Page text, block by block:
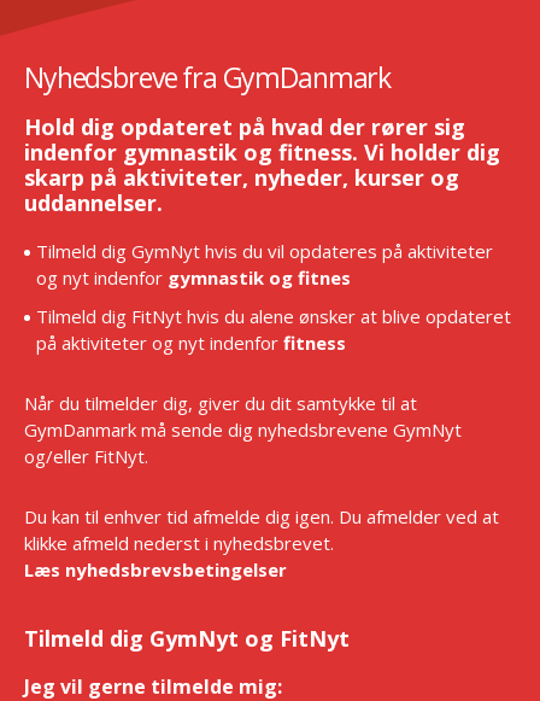
Nyhedsbreve fra GymDanmark
Hold dig opdateret på hvad der rører sig
indenfor gymnastik og fitness. Vi holder dig
skarp på aktiviteter, nyheder, kurser og
uddannelser.
Tilmeld dig GymNyt hvis du vil opdateres på aktiviteter
og nyt indenfor gymnastik og fitnes
Tilmeld dig FitNyt hvis du alene ønsker at blive opdateret
på aktiviteter og nyt indenfor fitness
Når du tilmelder dig, giver du dit samtykke til at
GymDanmark må sende dig nyhedsbrevene GymNyt
og/eller FitNyt.
Du kan til enhver tid afmelde dig igen. Du afmelder ved at
klikke afmeld nederst i nyhedsbrevet.
Læs nyhedsbrevsbetingelser
Tilmeld dig GymNyt og FitNyt
Jeg vil gerne tilmelde mig: